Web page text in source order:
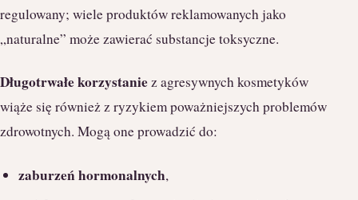
regulowany; wiele produktów reklamowanych jako
„naturalne” może zawierać substancje toksyczne.
Długotrwałe korzystaniez agresywnych kosmetyków
wiąże się również z ryzykiem poważniejszych problemów
zdrowotnych. Mogą one prowadzić do:
zaburzeń hormonalnych,